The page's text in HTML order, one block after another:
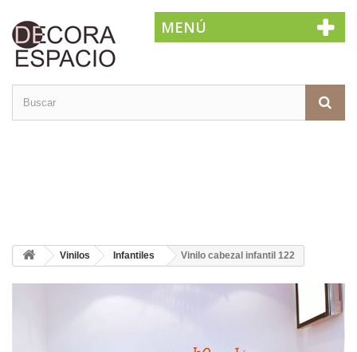
MENÚ
Vinilos Infantiles Vinilo cabezal infantil 122